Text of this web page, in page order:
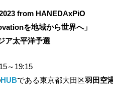
from HANEDAxPiO
を地域から世界へ」
ア太平洋予選
～19:15
HUBである東京都大田区羽田空